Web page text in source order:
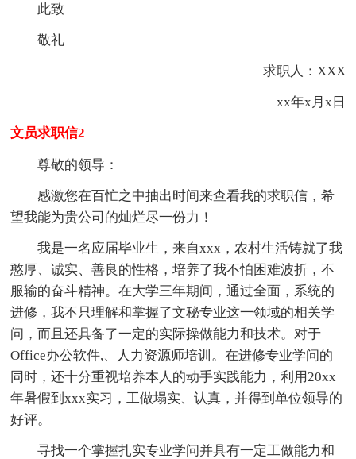
此致
敬礼
求职人：XXX
xx年x月x日
文员求职信2
尊敬的领导：
感激您在百忙之中抽出时间来查看我的求职信，希
望我能为贵公司的灿烂尽一份力！
我是一名应届毕业生，来自xxx，农村生活铸就了我
憨厚、诚实、善良的性格，培养了我不怕困难波折，不
服输的奋斗精神。在大学三年期间，通过全面，系统的
进修，我不只理解和掌握了文秘专业这一领域的相关学
问，而且还具备了一定的实际操做能力和技术。对于
Office办公软件,、人力资源师培训。在进修专业学问的
同时，还十分重视培养本人的动手实践能力，利用20xx
年暑假到xxx实习，工做塌实、认真，并得到单位领导的
好评。
寻找一个掌握扎实专业学问并具有一定工做能力和